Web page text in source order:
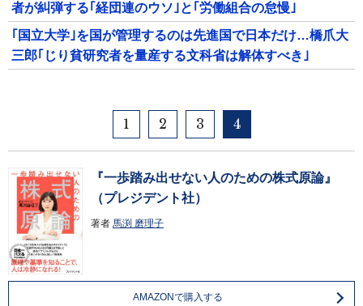
者が糾弾する｢経団連のウソ｣と｢労働組合の怠慢｣
｢国立大学｣を国が管理するのは先進国で日本だけ…橋爪大
三郎｢じり貧研究者を量産する文科省は解体すべき｣
1 2 3 4
『一歩踏み出せない人のための株式原論』
（プレジデント社）
著者 馬渕 磨理子
AMAZONで購入する